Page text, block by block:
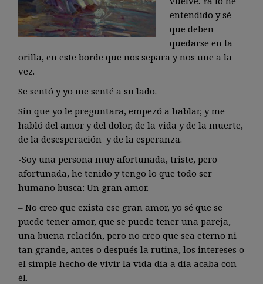
entendido y sé
que deben
quedarse en la
orilla, en este borde que nos separa y nos une a la
vez.
Se sentó y yo me senté a su lado.
Sin que yo le preguntara, empezó a hablar, y me
habló del amor y del dolor, de la vida y de la muerte,
de la desesperación y de la esperanza.
-Soy una persona muy afortunada, triste, pero
afortunada, he tenido y tengo lo que todo ser
humano busca: Un gran amor.
– No creo que exista ese gran amor, yo sé que se
puede tener amor, que se puede tener una pareja,
una buena relación, pero no creo que sea eterno ni
tan grande, antes o después la rutina, los intereses o
el simple hecho de vivir la vida día a día acaba con
él.